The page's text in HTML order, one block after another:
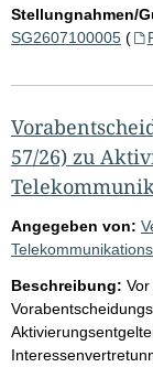
Stellungnahmen/
SG2607100005 (
57/26) zu
Angegeben von:
Beschreibung: